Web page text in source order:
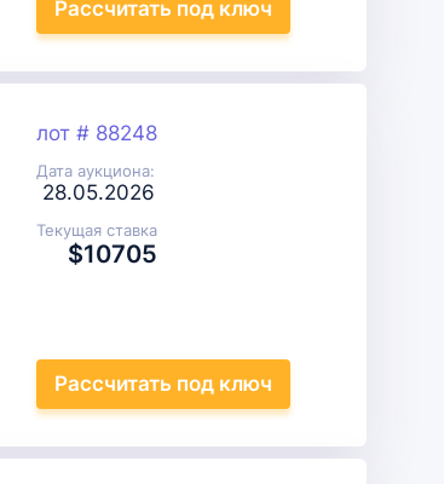
Рассчитать под ключ
лот # 88248
Дата аукциона:
28.05.2026
Текущая ставка
$10705
Рассчитать под ключ